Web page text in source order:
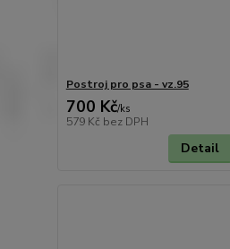
Postroj pro psa - vz.95
700 Kč/ks
579 Kč bez DPH
Detail